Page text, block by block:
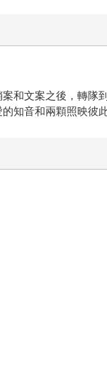
和文案之後，轉隊
知音和兩顆照映彼此